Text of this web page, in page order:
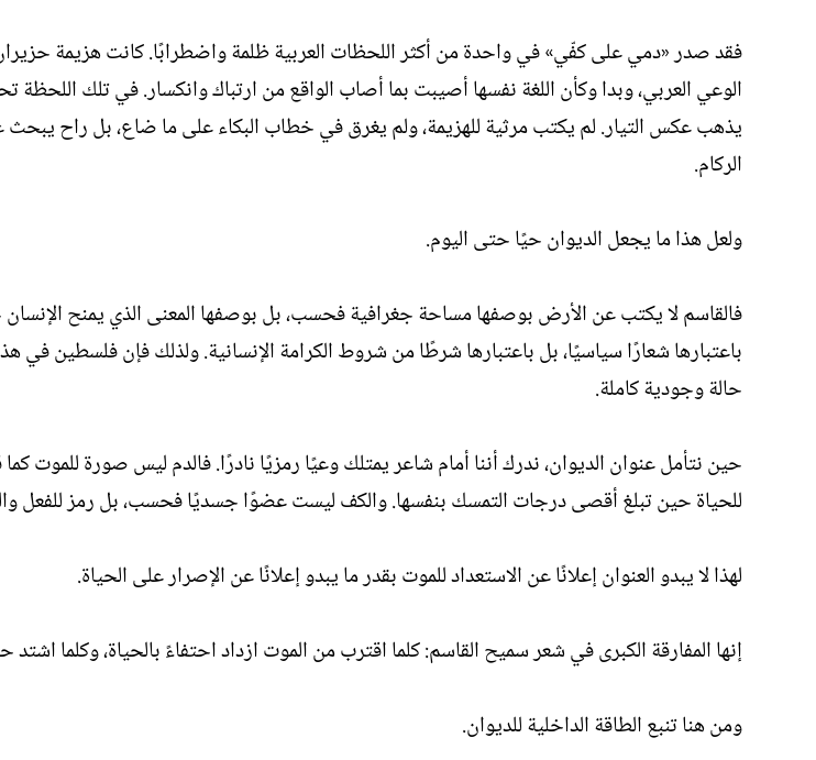
فقد صدر «دمي على كفّي» في واحدة من أكثر اللحظات العربية ظلمة واضطرابًا. كانت هزيمة
الوعي العربي، وبدا وكأن اللغة نفسها أصيبت بما أصاب الواقع من ارتباك وانكسار. في تلك اللحظة
يذهب عكس التيار. لم يكتب مرثية للهزيمة، ولم يغرق في خطاب البكاء على ما ضاع، بل راح
الركام.
ولعل هذا ما يجعل الديوان حيًا حتى اليوم.
فالقاسم لا يكتب عن الأرض بوصفها مساحة جغرافية فحسب، بل بوصفها المعنى الذي يمنح
باعتبارها شعارًا سياسيًا، بل باعتبارها شرطًا من شروط الكرامة الإنسانية. ولذلك فإن فلسطين في
حالة وجودية كاملة.
حين نتأمل عنوان الديوان، ندرك أننا أمام شاعر يمتلك وعيًا رمزيًا نادرًا. فالدم ليس صورة للموت
للحياة حين تبلغ أقصى درجات التمسك بنفسها. والكف ليست عضوًا جسديًا فحسب، بل رمز للفعل
لهذا لا يبدو العنوان إعلانًا عن الاستعداد للموت بقدر ما يبدو إعلانًا عن الإصرار على الحياة.
إنها المفارقة الكبرى في شعر سميح القاسم: كلما اقترب من الموت ازداد احتفاءً بالحياة، وكلما اشتد
ومن هنا تنبع الطاقة الداخلية للديوان.